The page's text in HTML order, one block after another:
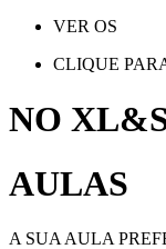
VER OS
CLIQUE
NO
AULAS
A SUA AULA